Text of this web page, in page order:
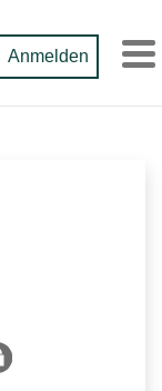
Anmelden